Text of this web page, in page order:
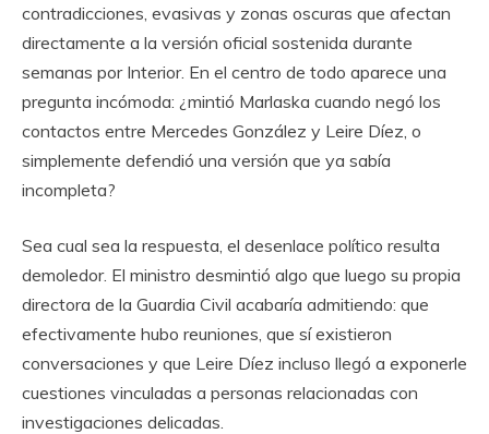
contradicciones, evasivas y zonas oscuras que afectan
directamente a la versión oficial sostenida durante
semanas por Interior. En el centro de todo aparece una
pregunta incómoda: ¿mintió Marlaska cuando negó los
contactos entre Mercedes González y Leire Díez, o
simplemente defendió una versión que ya sabía
incompleta?
Sea cual sea la respuesta, el desenlace político resulta
demoledor. El ministro desmintió algo que luego su propia
directora de la Guardia Civil acabaría admitiendo: que
efectivamente hubo reuniones, que sí existieron
conversaciones y que Leire Díez incluso llegó a exponerle
cuestiones vinculadas a personas relacionadas con
investigaciones delicadas.